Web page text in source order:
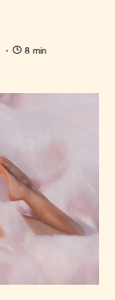
8 min